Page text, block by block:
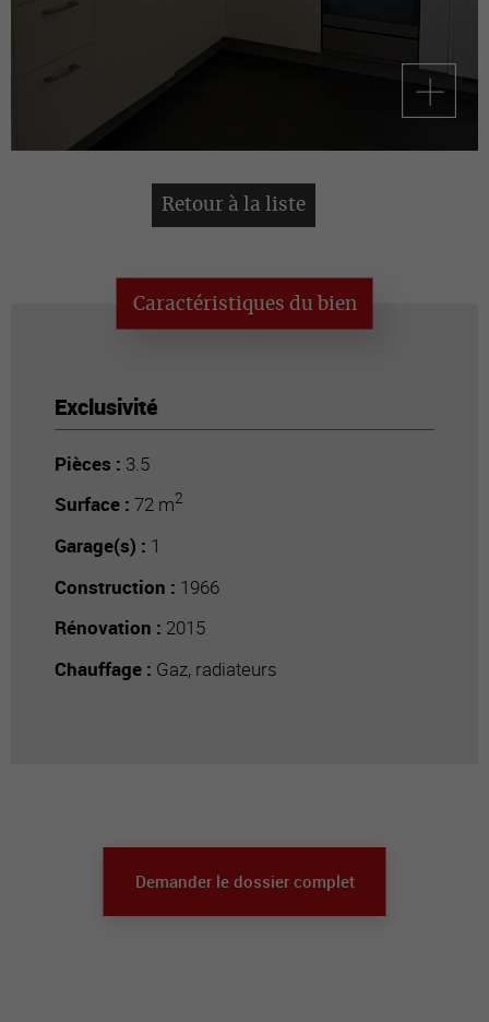
Retour à la liste
Caractéristiques du bien
Exclusivité
Pièces : 3.5
Surface : 72 m2
Garage(s) : 1
Construction : 1966
Rénovation : 2015
Chauffage : Gaz, radiateurs
Demander le dossier complet